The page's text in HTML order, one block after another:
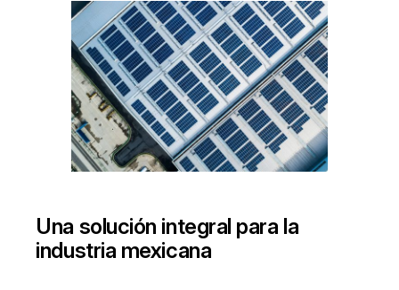
Una solución integral para la
industria mexicana